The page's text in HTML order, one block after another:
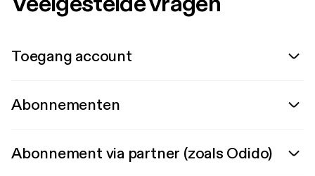
Toegang account
Abonnementen
Abonnement via partner (zoals Odido)